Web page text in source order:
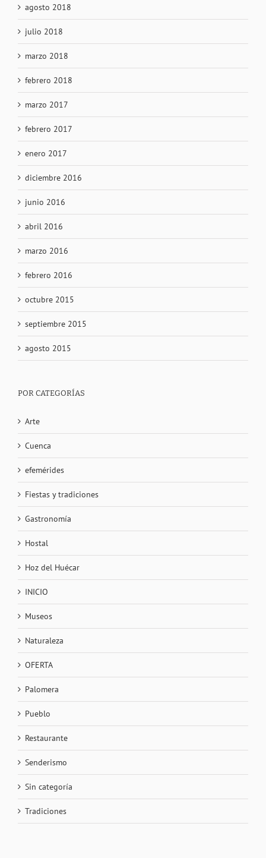
agosto 2018
julio 2018
marzo 2018
febrero 2018
marzo 2017
febrero 2017
enero 2017
diciembre 2016
junio 2016
abril 2016
marzo 2016
febrero 2016
octubre 2015
septiembre 2015
agosto 2015
POR CATEGORÍAS
Arte
Cuenca
efemérides
Fiestas y tradiciones
Gastronomía
Hostal
Hoz del Huécar
INICIO
Museos
Naturaleza
OFERTA
Palomera
Pueblo
Restaurante
Senderismo
Sin categoría
Tradiciones